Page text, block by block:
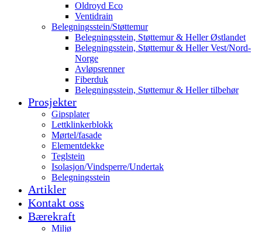
Oldroyd Eco
Ventidrain
Belegningsstein/Støttemur
Belegningsstein, Støttemur & Heller Østlandet
Belegningsstein, Støttemur & Heller Vest/Nord-
Norge
Avløpsrenner
Fiberduk
Belegningsstein, Støttemur & Heller tilbehør
Prosjekter
Gipsplater
Lettklinkerblokk
Mørtel/fasade
Elementdekke
Teglstein
Isolasjon/Vindsperre/Undertak
Belegningsstein
Artikler
Kontakt oss
Bærekraft
Miljø